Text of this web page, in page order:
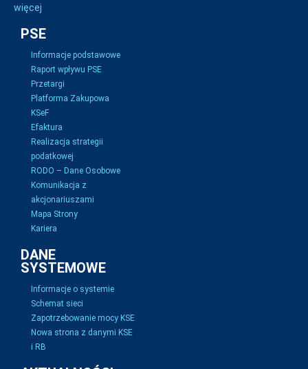
więcej
PSE
Informacje podstawowe
Raport wpływu PSE
Przetargi
Platforma Zakupowa
KSeF
Efaktura
Realizacja strategii
podatkowej
RODO – Dane Osobowe
Komunikacja z
akcjonariuszami
Mapa Strony
Kariera
DANE
SYSTEMOWE
Informacje o systemie
Schemat sieci
Zapotrzebowanie mocy KSE
Nowa strona z danymi KSE
i RB